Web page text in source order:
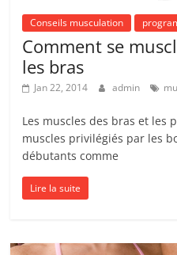
Conseils musculation
Comment se
les bras
Jan 22, 2014 admin
Les muscles des bras et les
muscles privilégiés par les
débutants comme
Lire la suite